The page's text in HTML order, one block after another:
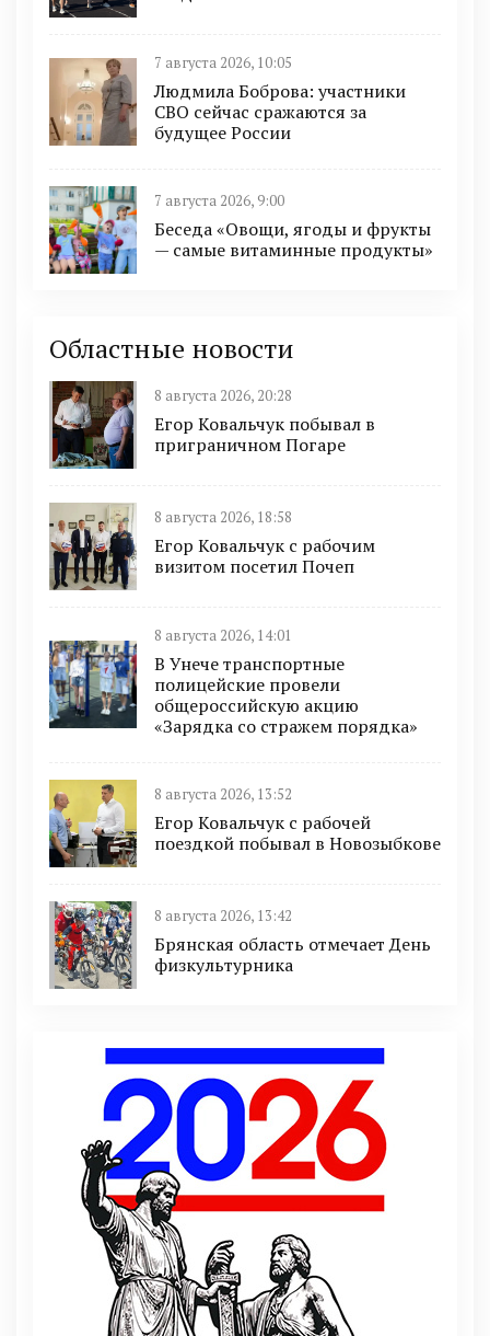
7 августа 2026, 10:05
Людмила Боброва: участники
СВО сейчас сражаются за
будущее России
7 августа 2026, 9:00
Беседа «Овощи, ягоды и фрукты
— самые витаминные продукты»
Областные новости
8 августа 2026, 20:28
Егор Ковальчук побывал в
приграничном Погаре
8 августа 2026, 18:58
Егор Ковальчук с рабочим
визитом посетил Почеп
8 августа 2026, 14:01
В Унече транспортные
полицейские провели
общероссийскую акцию
«Зарядка со стражем порядка»
8 августа 2026, 13:52
Егор Ковальчук с рабочей
поездкой побывал в Новозыбкове
8 августа 2026, 13:42
Брянская область отмечает День
физкультурника